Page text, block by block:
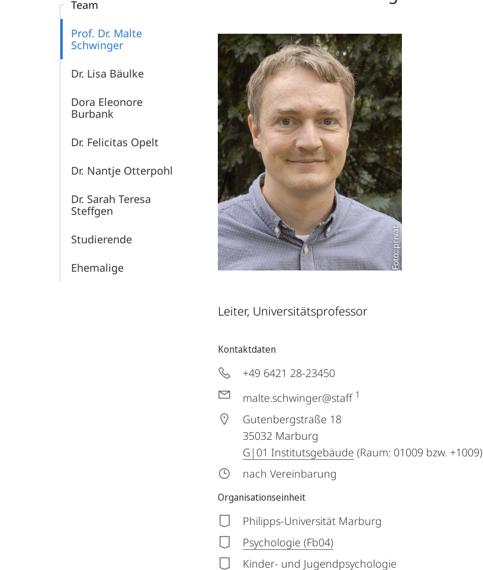
Team
Prof. Dr. Malte
Schwinger
Dr. Lisa Bäulke
Dora Eleonore
Burbank
Dr. Felicitas Opelt
Dr. Nantje Otterpohl
Dr. Sarah Teresa
Steffgen
Studierende
Ehemalige
Foto: privat
Leiter, Universitätsprofessor
Kontaktdaten
+49 6421 28-23450
malte.schwinger@staff 1
Gutenbergstraße 18
35032 Marburg
G|01 Institutsgebäude (Raum: 01009 bzw. +1009)
nach Vereinbarung
Organisationseinheit
Philipps-Universität Marburg
Psychologie (Fb04)
Kinder- und Jugendpsychologie